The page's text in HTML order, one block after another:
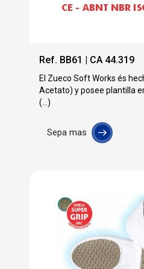
Ref. BB61 | CA 44.319
El Zueco Soft Works és
Acetato) y posee plantilla
(...)
Sepa mas